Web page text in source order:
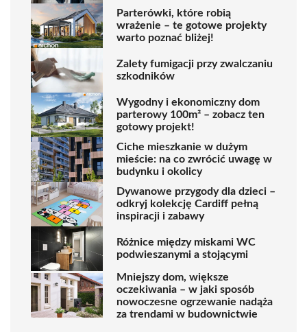
Parterówki, które robią
wrażenie – te gotowe projekty
warto poznać bliżej!
Zalety fumigacji przy zwalczaniu
szkodników
Wygodny i ekonomiczny dom
parterowy 100m² – zobacz ten
gotowy projekt!
Ciche mieszkanie w dużym
mieście: na co zwrócić uwagę w
budynku i okolicy
Dywanowe przygody dla dzieci –
odkryj kolekcję Cardiff pełną
inspiracji i zabawy
Różnice między miskami WC
podwieszanymi a stojącymi
Mniejszy dom, większe
oczekiwania – w jaki sposób
nowoczesne ogrzewanie nadąża
za trendami w budownictwie